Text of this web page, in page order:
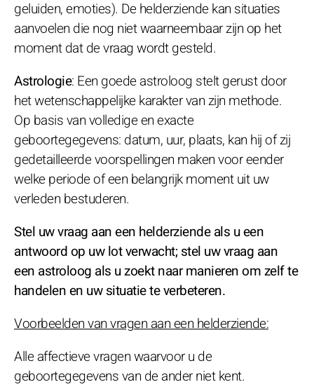
geluiden, emoties). De helderziende kan situaties
aanvoelen die nog niet waarneembaar zijn op het
moment dat de vraag wordt gesteld.
Astrologie: Een goede astroloog stelt gerust door
het wetenschappelijke karakter van zijn methode.
Op basis van volledige en exacte
geboortegegevens: datum, uur, plaats, kan hij of zij
gedetailleerde voorspellingen maken voor eender
welke periode of een belangrijk moment uit uw
verleden bestuderen.
Stel uw vraag aan een helderziende als u een
antwoord op uw lot verwacht; stel uw vraag aan
een astroloog als u zoekt naar manieren om zelf te
handelen en uw situatie te verbeteren.
Voorbeelden van vragen aan een helderziende:
Alle affectieve vragen waarvoor u de
geboortegegevens van de ander niet kent.